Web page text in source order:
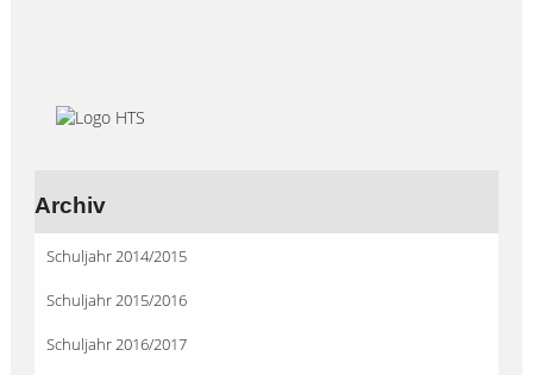
Archiv
Schuljahr 2014/2015
Schuljahr 2015/2016
Schuljahr 2016/2017